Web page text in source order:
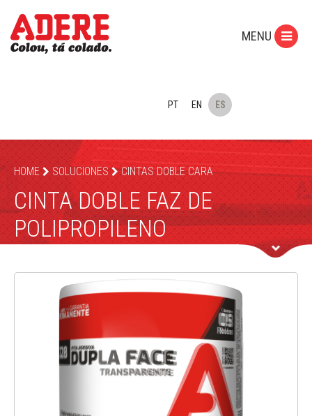
PT EN ES
MENU
HOME SOLUCIONES CINTAS DOBLE CARA
CINTA DOBLE FAZ DE
POLIPROPILENO